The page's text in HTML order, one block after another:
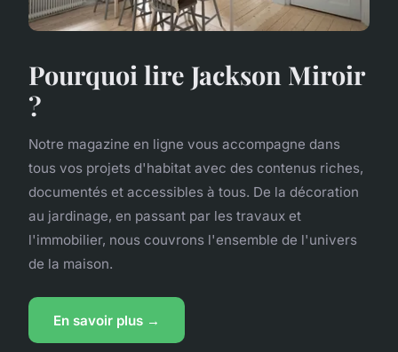
Pourquoi lire Jackson Miroir
?
Notre magazine en ligne vous accompagne dans
tous vos projets d'habitat avec des contenus riches,
documentés et accessibles à tous. De la décoration
au jardinage, en passant par les travaux et
l'immobilier, nous couvrons l'ensemble de l'univers
de la maison.
En savoir plus →